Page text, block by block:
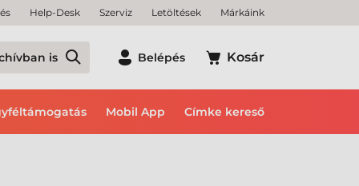
Help-Desk Szerviz Letöltések Márkáink
is Belépés Kosár
Mobil App Címke kereső